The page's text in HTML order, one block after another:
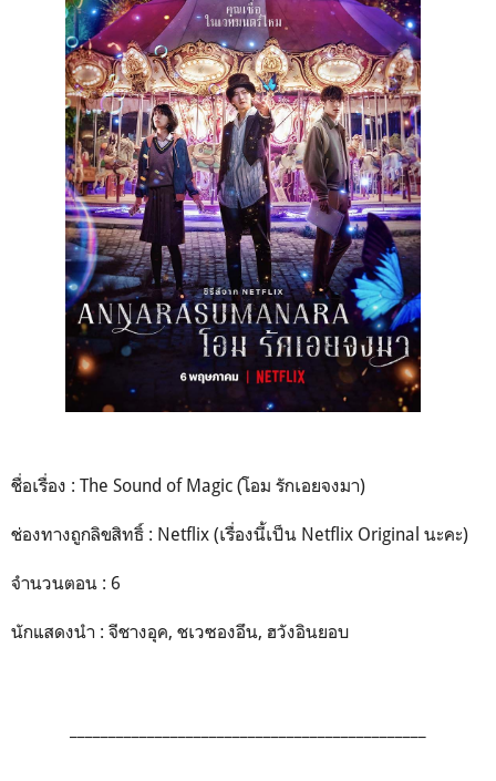
ชื่อเรื่อง : The Sound of Magic (โอม รักเอยจงมา)
ช่องทางถูกลิขสิทธิ์ : Netflix (เรื่องนี้เป็น Netflix Original นะคะ)
จำนวนตอน : 6
นักแสดงนำ : จีชางอุค, ชเวซองอึน, ฮวังอินยอบ